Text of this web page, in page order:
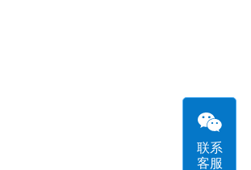
联系
客服